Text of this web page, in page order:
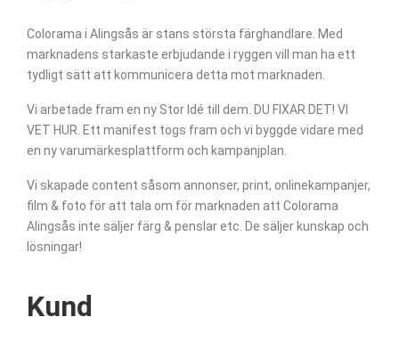
Colorama i Alingsås är stans största färghandlare. Med
marknadens starkaste erbjudande i ryggen vill man ha ett
tydligt sätt att kommunicera detta mot marknaden.
Vi arbetade fram en ny Stor Idé till dem. DU FIXAR DET! VI
VET HUR. Ett manifest togs fram och vi byggde vidare med
en ny varumärkesplattform och kampanjplan.
Vi skapade content såsom annonser, print, onlinekampanjer,
film & foto för att tala om för marknaden att Colorama
Alingsås inte säljer färg & penslar etc. De säljer kunskap och
lösningar!
Kund